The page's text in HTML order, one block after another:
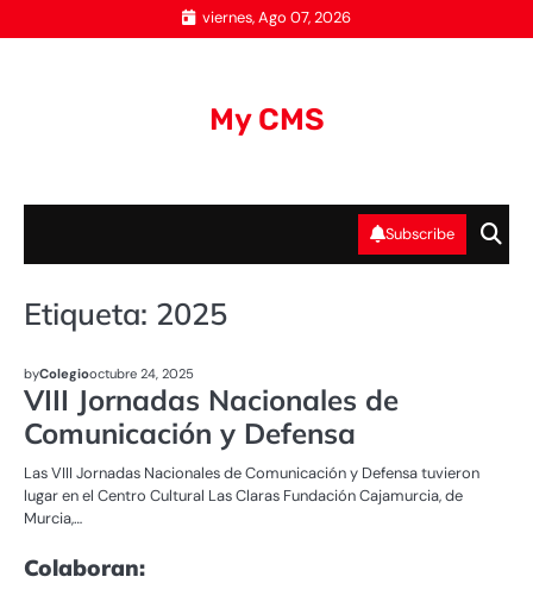
to
viernes, Ago 07, 2026
My CMS
Subscribe
Etiqueta: 2025
UNCATEGORIZED
byColegiooctubre 24, 2025
VIII Jornadas Nacionales de
Comunicación y Defensa
Las VIII Jornadas Nacionales de Comunicación y Defensa tuvieron
lugar en el Centro Cultural Las Claras Fundación Cajamurcia, de
Murcia,…
Colaboran: